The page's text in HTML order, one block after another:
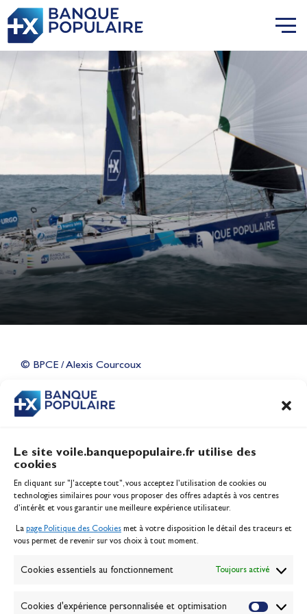
Le site voile.banquepopulaire.fr utilise des
cookies
En cliquant sur "J'accepte tout", vous acceptez l’utilisation de cookies ou
technologies similaires pour vous proposer des offres adaptés à vos centres
d’intérêt et vous garantir une meilleure expérience utilisateur.
La page Politique des Cookies met à votre disposition le détail des traceurs et
vous permet de revenir sur vos choix à tout moment.
Cookies essentiels au fonctionnement Toujours activé
Cookies d'expérience personnalisée et optimisation
© BPCE / Alexis Courcoux
CONTENU
Lauriane Nolot en or à Long
Jeux Olympiques 2028
Inscription serveur média
Contact
Politique des cookies
Banque de la voile
Passion Voile TV